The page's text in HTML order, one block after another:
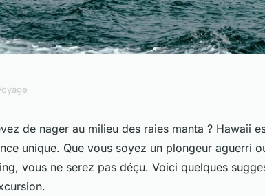
au
Hawaii ?
de nager au milieu des raies manta ? Hawaii
unique. Que vous soyez un plongeur aguerri
vous ne serez pas déçu. Voici quelques